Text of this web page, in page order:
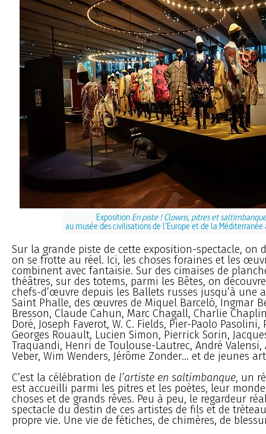
Exposition En piste ! Clowns, pitres et
au musée des civilisations de l’Europe et de la Méditerranée
Sur la grande piste de cette exposition-spectacle, on
on se frotte au réel. Ici, les choses foraines et les
combinent avec fantaisie. Sur des cimaises de
théâtres, sur des totems, parmi les Bêtes, on
chefs-d’œuvre depuis les Ballets russes jusqu’à une
Saint Phalle, des œuvres de Miquel Barceló, Ingmar
Bresson, Claude Cahun, Marc Chagall, Charlie
Doré, Joseph Faverot, W. C. Fields, Pier-Paolo Pasolini,
Georges Rouault, Lucien Simon, Pierrick Sorin,
Traquandi, Henri de Toulouse-Lautrec, André Valensi,
Veber, Wim Wenders, Jérôme Zonder... et de jeunes
C’est la célébration de l’artiste en saltimbanque, un
est accueilli parmi les pitres et les poètes, leur
choses et de grands rêves. Peu à peu, le regardeur
spectacle du destin de ces artistes de fils et de
propre vie. Une vie de fétiches, de chimères, de